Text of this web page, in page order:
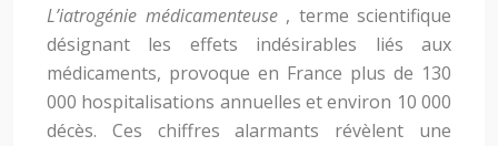
L’iatrogénie médicamenteuse , terme scientifique
désignant les effets indésirables liés aux
médicaments, provoque en France plus de 130
000 hospitalisations annuelles et environ 10 000
décès. Ces chiffres alarmants révèlent une